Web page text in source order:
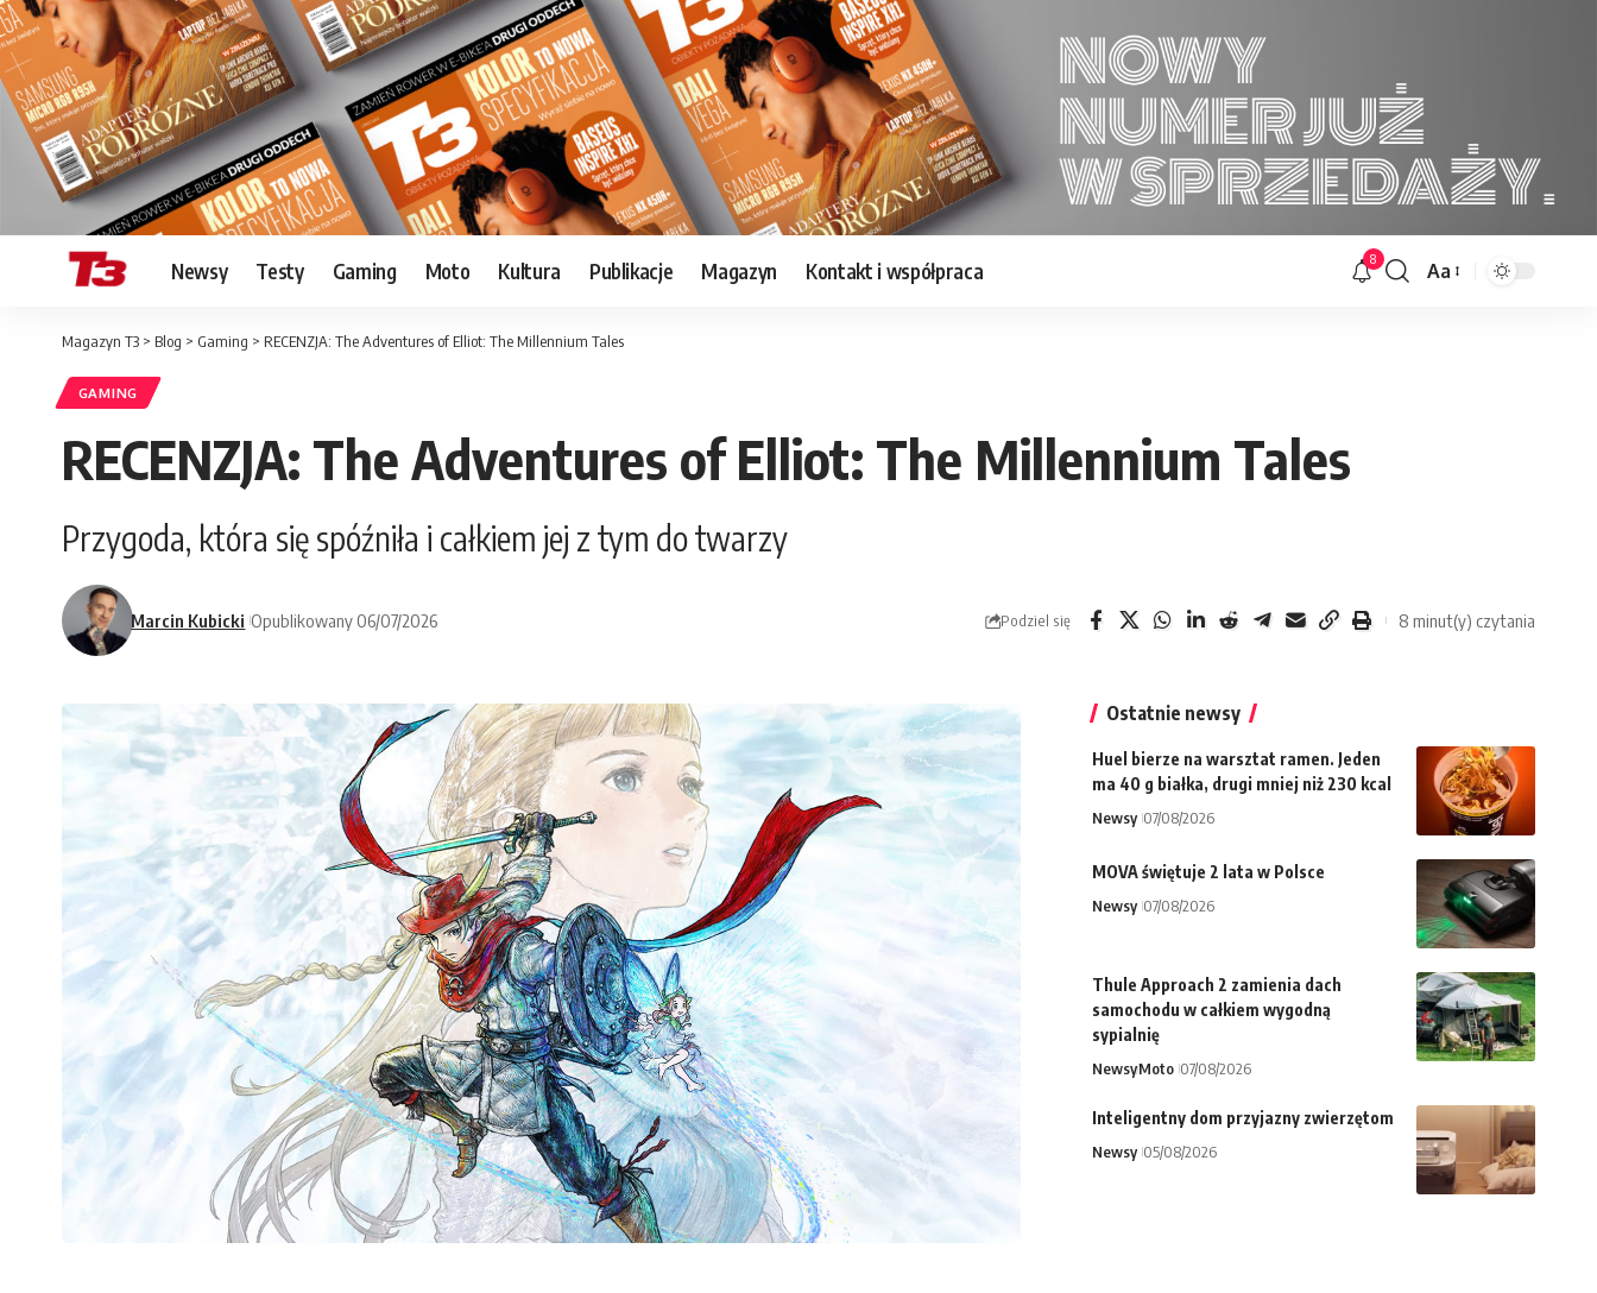
Newsy Testy Gaming Moto Kultura Publikacje Magazyn Kontakt i współpraca 8
Font
Aa
Magazyn T3 > Blog > Gaming > RECENZJA: The Adventures of Elliot: The Millennium Tales
GAMING
RECENZJA: The Adventures of Elliot: The Millennium Tales
Przygoda, która się spóźniła i całkiem jej z tym do twarzy
Marcin Kubicki Opublikowany 06/07/2026 Podziel się 8 minut(y) czytania
Ostatnie newsy
Huel bierze na warsztat ramen. Jeden
ma 40 g białka, drugi mniej niż 230 kcal
Newsy 07/08/2026
MOVA świętuje 2 lata w Polsce
Newsy 07/08/2026
Thule Approach 2 zamienia dach
samochodu w całkiem wygodną
sypialnię
NewsyMoto 07/08/2026
Inteligentny dom przyjazny zwierzętom
Newsy 05/08/2026